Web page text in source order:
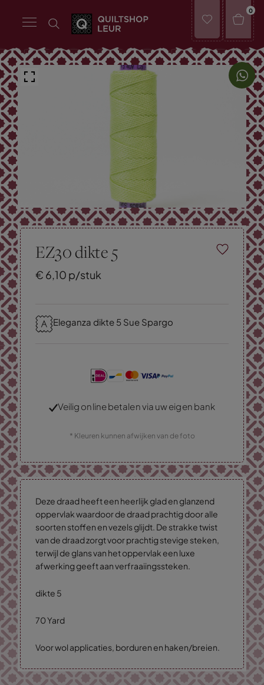
0
EZ30 dikte 5
€ 6,10 p/stuk
Eleganza dikte 5 Sue Spargo
Veilig online betalen via uw eigen bank
* Kleuren kunnen afwijken van de foto
Deze draad heeft een heerlijk glad en glanzend
oppervlak waardoor de draad prachtig door alle
soorten stoffen en vezels glijdt. De strakke twist
van de draad zorgt voor prachtig stevige steken,
terwijl de glans van het oppervlak een luxe
afwerking geeft aan verfraaiingssteken.
dikte 5
70 Yard
Voor wol applicaties, borduren en haken/breien.